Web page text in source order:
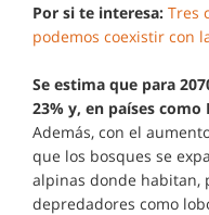
Por si te interesa: Tres
podemos coexistir con
Se estima que para
23% y, en países como
Además, con el
que los bosques se
alpinas donde habitan,
depredadores como